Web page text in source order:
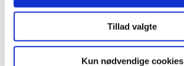
Tillad valgte
Kun nødvendige cookies
2016 (167)
2014 (44)